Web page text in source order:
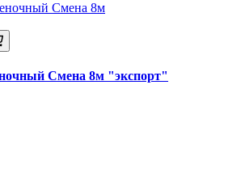
Смена 8м "экспорт"